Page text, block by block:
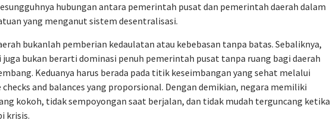
hubungan antara pemerintah pusat dan pemerintah daerah dalam
yang menganut sistem desentralisasi.
bukanlah pemberian kedaulatan atau kebebasan tanpa batas. Sebaliknya,
bukan berarti dominasi penuh pemerintah pusat tanpa ruang bagi daerah
Keduanya harus berada pada titik keseimbangan yang sehat melalui
checks and balances yang proporsional. Dengan demikian, negara memiliki
kokoh, tidak sempoyongan saat berjalan, dan tidak mudah terguncang ketika
krisis.